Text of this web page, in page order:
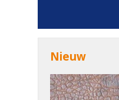
Nieuw